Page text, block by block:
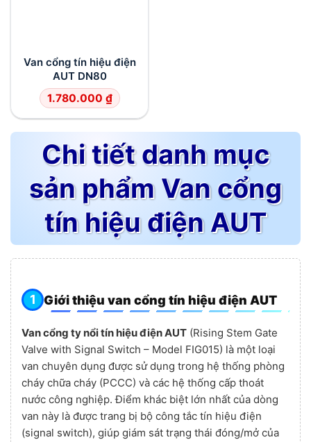
Van cổng tín hiệu điện
AUT DN80
1.780.000 ₫
Chi tiết danh mục
sản phẩm Van cổng
tín hiệu điện AUT
Giới thiệu van cổng tín hiệu điện AUT
Van cổng ty nổi tín hiệu điện AUT (Rising Stem Gate
Valve with Signal Switch – Model FIG015) là một loại
van chuyên dụng được sử dụng trong hệ thống phòng
cháy chữa cháy (PCCC) và các hệ thống cấp thoát
nước công nghiệp. Điểm khác biệt lớn nhất của dòng
van này là được trang bị bộ công tắc tín hiệu điện
(signal switch), giúp giám sát trạng thái đóng/mở của